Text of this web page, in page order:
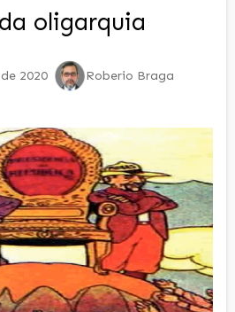
oligarquia
2020 Roberio Braga